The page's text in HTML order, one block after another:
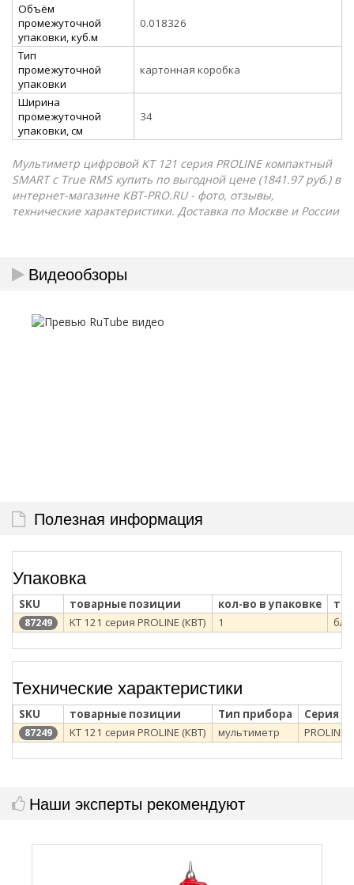
Объём
промежуточной
упаковки, куб.м
0.018326
Тип
промежуточной
упаковки
картонная коробка
Ширина
промежуточной
упаковки, см
34
Мультиметр цифровой KT 121 серия PROLINE компактный
SMART с True RMS купить по выгодной цене (1841.97 руб.) в
интернет-магазине КВТ-PRO.RU - фото, отзывы,
технические характеристики. Доставка по Москве и России
Видеообзоры
Полезная информация
Упаковка
SKU товарные позиции кол-во в упаковке
87249 KT 121 серия PROLINE (КВТ) 1
Технические характеристики
SKU товарные позиции Тип прибора Серия
87249 KT 121 серия PROLINE (КВТ) мультиметр PROLINE
Наши эксперты рекомендуют